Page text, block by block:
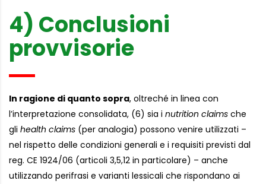
4) Conclusioni
provvisorie
In ragione di quanto sopra, oltreché in linea con
l’interpretazione consolidata, (6) sia i nutrition claims che
gli health claims (per analogia) possono venire utilizzati –
nel rispetto delle condizioni generali e i requisiti previsti dal
reg. CE 1924/06 (articoli 3,5,12 in particolare) – anche
utilizzando perifrasi e varianti lessicali che rispondano ai